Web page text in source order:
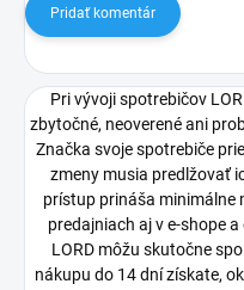
Pridať komentár
Pri vývoji spotrebičov
zbytočné, neoverené ani
Značka svoje spotrebiče
zmeny musia predlžovať
prístup prináša minimálne
predajniach aj v e-shope
LORD môžu skutočne
nákupu do 14 dní získate,